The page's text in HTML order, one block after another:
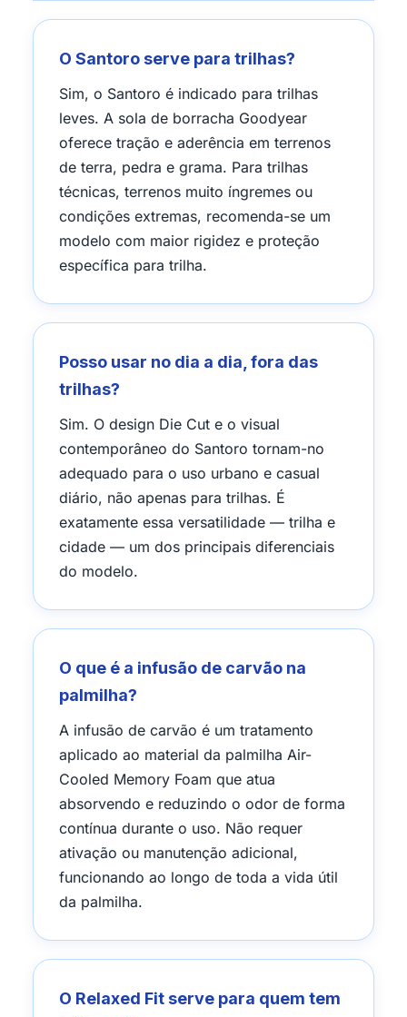
O Santoro serve para trilhas?
Sim, o Santoro é indicado para trilhas
leves. A sola de borracha Goodyear
oferece tração e aderência em terrenos
de terra, pedra e grama. Para trilhas
técnicas, terrenos muito íngremes ou
condições extremas, recomenda-se um
modelo com maior rigidez e proteção
específica para trilha.
Posso usar no dia a dia, fora das
trilhas?
Sim. O design Die Cut e o visual
contemporâneo do Santoro tornam-no
adequado para o uso urbano e casual
diário, não apenas para trilhas. É
exatamente essa versatilidade — trilha e
cidade — um dos principais diferenciais
do modelo.
O que é a infusão de carvão na
palmilha?
A infusão de carvão é um tratamento
aplicado ao material da palmilha Air-
Cooled Memory Foam que atua
absorvendo e reduzindo o odor de forma
contínua durante o uso. Não requer
ativação ou manutenção adicional,
funcionando ao longo de toda a vida útil
da palmilha.
O Relaxed Fit serve para quem tem